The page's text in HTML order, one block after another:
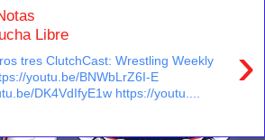
Libre
›
tres ClutchCast: Wrestling Weekly
youtu.be/BNWbLrZ6I-E
DK4VdIfyE1w https://youtu....